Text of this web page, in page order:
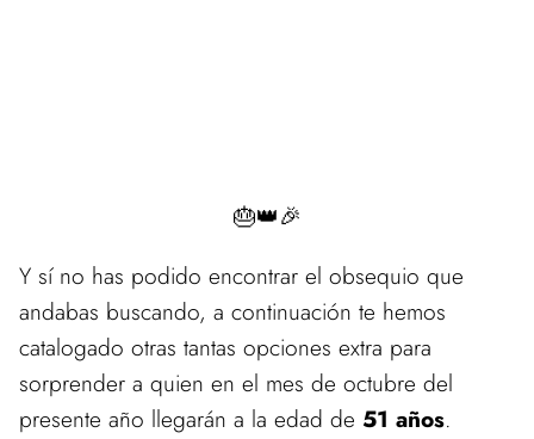
🎂👑🎉
Y sí no has podido encontrar el obsequio que
andabas buscando, a continuación te hemos
catalogado otras tantas opciones extra para
sorprender a quien en el mes de octubre del
presente año llegarán a la edad de 51 años.